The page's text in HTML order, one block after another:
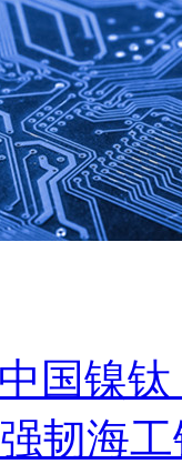
国镍
韧海